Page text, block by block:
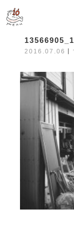
2016.07.06